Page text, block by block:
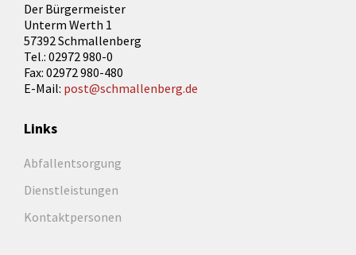
Der Bürgermeister
Unterm Werth 1
57392 Schmallenberg
Tel.: 02972 980-0
Fax: 02972 980-480
E-Mail: post@schmallenberg.de
Links
Abfallentsorgung
Dienstleistungen
Kontaktpersonen